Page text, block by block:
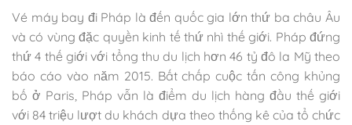
Vé máy bay đi Pháp là đến quốc gia lớn thứ ba châu Âu
và có vùng đặc quyền kinh tế thứ nhì thế giới. Pháp đứng
thứ 4 thế giới với tổng thu du lịch hơn 46 tỷ đô la Mỹ theo
báo cáo vào năm 2015. Bất chấp cuộc tấn công khủng
bố ở Paris, Pháp vẫn là điểm du lịch hàng đầu thế giới
với 84 triệu lượt du khách dựa theo thống kê của tổ chức